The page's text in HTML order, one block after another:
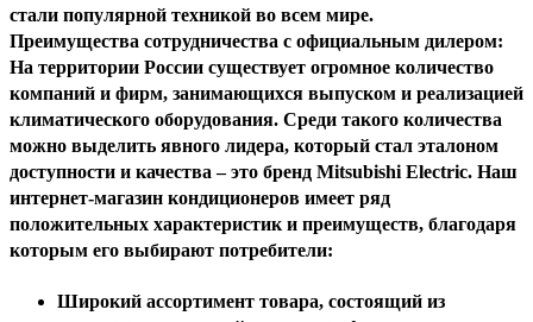
стали популярной техникой во всем мире.
Преимущества сотрудничества с официальным дилером:
На территории России существует огромное количество
компаний и фирм, занимающихся выпуском и реализацией
климатического оборудования. Среди такого количества
можно выделить явного лидера, который стал эталоном
доступности и качества – это бренд Mitsubishi Electric. Наш
интернет-магазин кондиционеров имеет ряд
положительных характеристик и преимуществ, благодаря
которым его выбирают потребители:
Широкий ассортимент товара, состоящий из